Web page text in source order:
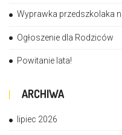
Wyprawka przedszkolaka
Ogłoszenie dla Rodziców
Powitanie lata!
ARCHIWA
lipiec 2026